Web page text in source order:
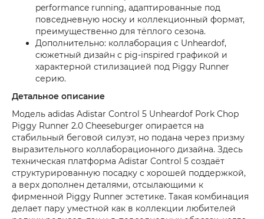
performance running, адаптированные под
повседневную носку и коллекционный формат,
преимущественно для тёплого сезона.
Дополнительно: коллаборация с Unheardof,
сюжетный дизайн с pig-inspired графикой и
характерной стилизацией под Piggy Runner
серию.
Детальное описание
Модель adidas Adistar Control 5 Unheardof Pork Chop
Piggy Runner 2.0 Cheeseburger опирается на
стабильный беговой силуэт, но подана через призму
выразительного коллаборационного дизайна. Здесь
техническая платформа Adistar Control 5 создаёт
структурированную посадку с хорошей поддержкой,
а верх дополнен деталями, отсылающими к
фирменной Piggy Runner эстетике. Такая комбинация
делает пару уместной как в коллекции любителей